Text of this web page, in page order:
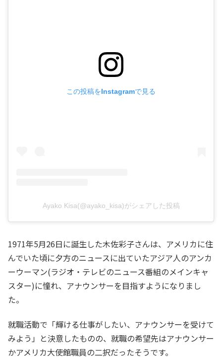
この投稿をInstagramで見る
Ayako Kisa(@ayako_kisa)がシェアした投稿
1971年5月26日に誕生した木佐彩子さんは、アメリカに住
んでいた頃に夕方のニュースに出ていたアジア人のアンカ
ーウーマン(ラジオ・テレビのニュース番組のメインキャ
スター)に憧れ、アナウンサーを目指すようになりまし
た。
就職活動で「輝ける仕事がしたい、アナウンサーを受けて
みよう」と決意したものの、就職の希望先はアナウンサー
かアメリカ大使館職員の二択だったそうです。